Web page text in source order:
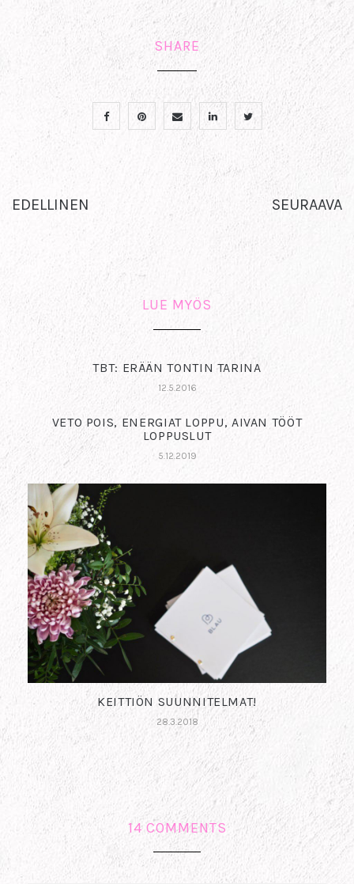
SHARE
EDELLINEN SEURAAVA
LUE MYÖS
TBT: ERÄÄN TONTIN TARINA
12.5.2016
VETO POIS, ENERGIAT LOPPU, AIVAN TÖÖT
LOPPUSLUT
5.12.2019
KEITTIÖN SUUNNITELMAT!
28.3.2018
14 COMMENTS